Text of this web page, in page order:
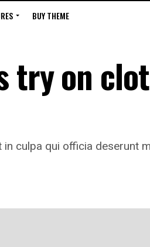
BUY THEME
try on
culpa qui officia deserunt